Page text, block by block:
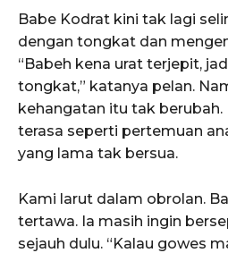
Babe Kodrat kini tak lagi
dengan tongkat dan
“Babeh kena urat terjepit,
tongkat,” katanya pelan.
kehangatan itu tak berubah.
terasa seperti pertemuan
yang lama tak bersua.
Kami larut dalam obrolan.
tertawa. Ia masih ingin
sejauh dulu. “Kalau gowes